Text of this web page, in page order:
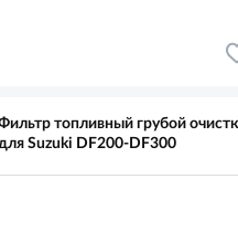
топливный грубой
Suzuki DF200-DF300